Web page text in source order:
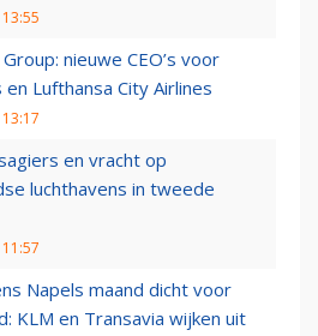
nieuwe CEO’s voor
en Lufthansa City Airlines
en vracht op
luchthavens in tweede
Napels maand dicht voor
KLM en Transavia wijken uit